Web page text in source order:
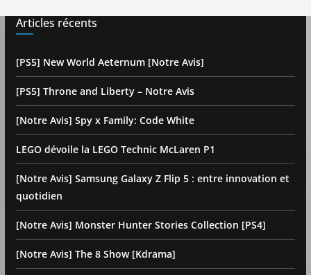
Articles récents
[PS5] New World Aeternum [Notre Avis]
[PS5] Throne and Liberty – Notre Avis
[Notre Avis] Spy x Family: Code White
LEGO dévoile la LEGO Technic McLaren P1
[Notre Avis] Samsung Galaxy Z Flip 5 : entre innovation et
quotidien
[Notre Avis] Monster Hunter Stories Collection [PS4]
[Notre Avis] The 8 Show [Kdrama]